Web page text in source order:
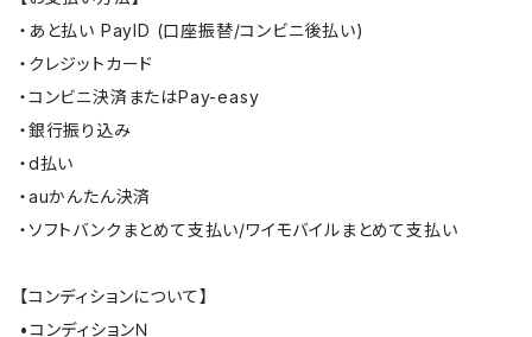
・あと払い PayID (口座振替/コンビニ後払い)
・クレジットカード
・コンビニ決済またはPay-easy
・銀行振り込み
・d払い
・auかんたん決済
・ソフトバンクまとめて支払い/ワイモバイルまとめて支払い
【コンディションについて】
•コンディションＮ